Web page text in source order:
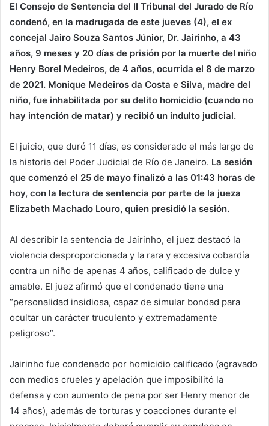
El Consejo de Sentencia del II Tribunal del Jurado de Río
condenó, en la madrugada de este jueves (4), el ex
concejal Jairo Souza Santos Júnior, Dr. Jairinho, a 43
años, 9 meses y 20 días de prisión por la muerte del niño
Henry Borel Medeiros, de 4 años, ocurrida el 8 de marzo
de 2021. Monique Medeiros da Costa e Silva, madre del
niño, fue inhabilitada por su delito homicidio (cuando no
hay intención de matar) y recibió un indulto judicial.
El juicio, que duró 11 días, es considerado el más largo de
la historia del Poder Judicial de Río de Janeiro. La sesión
que comenzó el 25 de mayo finalizó a las 01:43 horas de
hoy, con la lectura de sentencia por parte de la jueza
Elizabeth Machado Louro, quien presidió la sesión.
Al describir la sentencia de Jairinho, el juez destacó la
violencia desproporcionada y la rara y excesiva cobardía
contra un niño de apenas 4 años, calificado de dulce y
amable. El juez afirmó que el condenado tiene una
“personalidad insidiosa, capaz de simular bondad para
ocultar un carácter truculento y extremadamente
peligroso”.
Jairinho fue condenado por homicidio calificado (agravado
con medios crueles y apelación que imposibilitó la
defensa y con aumento de pena por ser Henry menor de
14 años), además de torturas y coacciones durante el